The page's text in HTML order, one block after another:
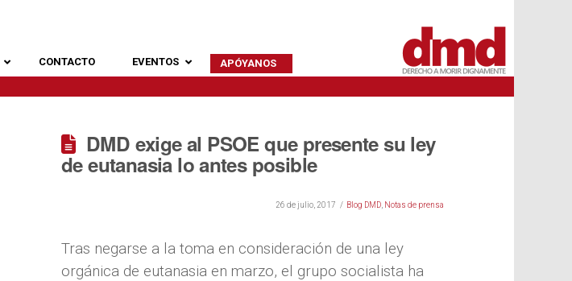
CONTACTO EVENTOS APÓYANOS
DMD exige al PSOE que presente su ley
de eutanasia lo antes posible
26 de julio, 2017 Blog DMD Notas de prensa
Tras negarse a la toma en consideración de una ley
orgánica de eutanasia en marzo, el grupo socialista ha